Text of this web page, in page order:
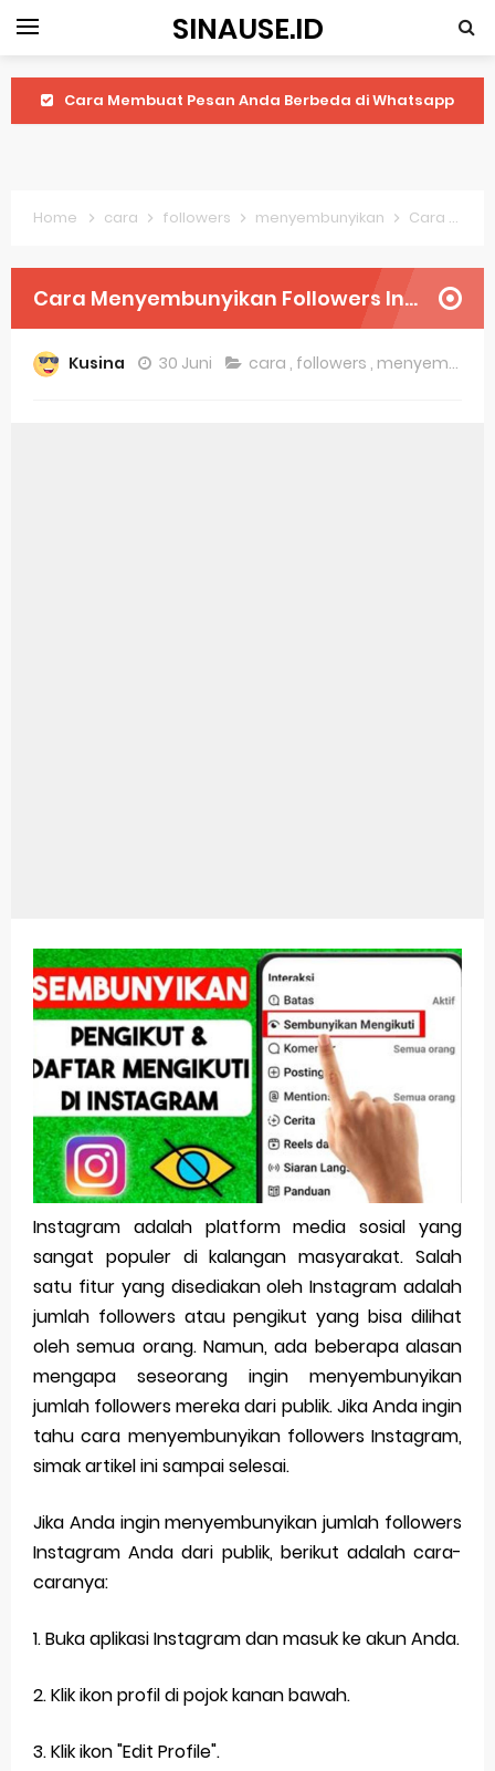
SINAUSE.ID
Cara Membuat Pesan Anda Berbeda di Whatsapp
Harga Laptop Acer Windows 10
Keytweak Windows 10
Bitcoin Miner Android: Apa Itu Dan Bagaimana Cara Menggunakannya
Pp Wa Couple Pasangan: Cara Terbaik Untuk Menjaga Hubungan
Cara Mengecek Windows Ori
Simpan Profil Ig Dengan Mudah
Aplikasi Togel Android: Solusi Praktis Untuk Pecinta Togel
Siap Video Call, tapi Download Aplikasinya Dulu, Abangku
Friday, 7 August
Home cara followers menyembunyikan Cara Menyembunyikan Followers Instagram
Cara Menyembunyikan Followers Instagram
Kusina 30 Juni cara , followers , menyembunyikan
Instagram adalah platform media sosial yang
sangat populer di kalangan masyarakat. Salah
satu fitur yang disediakan oleh Instagram adalah
jumlah followers atau pengikut yang bisa dilihat
oleh semua orang. Namun, ada beberapa alasan
mengapa seseorang ingin menyembunyikan
jumlah followers mereka dari publik. Jika Anda ingin
tahu cara menyembunyikan followers Instagram,
simak artikel ini sampai selesai.
Jika Anda ingin menyembunyikan jumlah followers
Instagram Anda dari publik, berikut adalah cara-
caranya:
1. Buka aplikasi Instagram dan masuk ke akun Anda.
2. Klik ikon profil di pojok kanan bawah.
3. Klik ikon "Edit Profile".